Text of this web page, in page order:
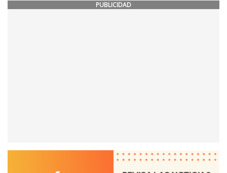
PUBLICIDAD